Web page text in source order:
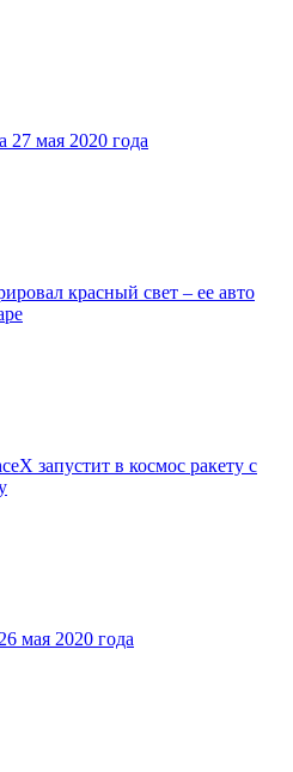
27 мая 2020 года
красный свет – ее авто
запустит в космос ракету с
мая 2020 года